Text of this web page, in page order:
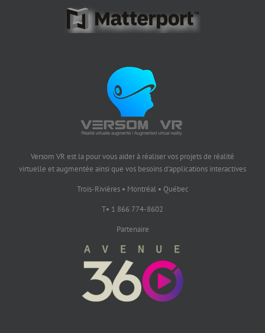
Versom VR est la pour vous aider à réaliser vos projets de réalité
virtuelle et augmentée ainsi que vos besoins d'applications interactives
Trois-Rivières • Montréal • Québec
T• 1 866 774-8602
Partenaire